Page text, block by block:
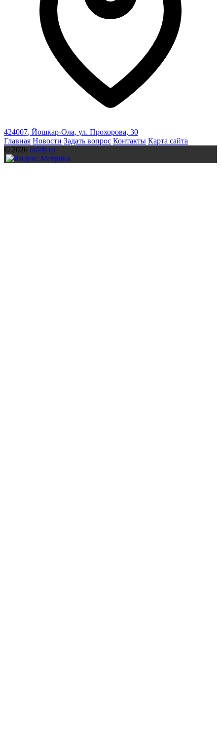
424007, Йошкар-Ола, ул. Прохорова, 30
Главная Новости Задать вопрос Контакты Карта сайта
© 2026 olalib.ru